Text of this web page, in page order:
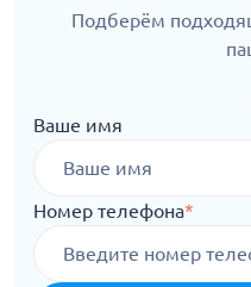
Подберём
Ваше имя
Номер телефона*